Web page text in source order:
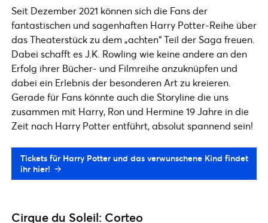
Seit Dezember 2021 können sich die Fans der
fantastischen und sagenhaften Harry Potter-Reihe über
das Theaterstück zu dem „achten“ Teil der Saga freuen.
Dabei schafft es J.K. Rowling wie keine andere an den
Erfolg ihrer Bücher- und Filmreihe anzuknüpfen und
dabei ein Erlebnis der besonderen Art zu kreieren.
Gerade für Fans könnte auch die Storyline die uns
zusammen mit Harry, Ron und Hermine 19 Jahre in die
Zeit nach Harry Potter entführt, absolut spannend sein!
Tickets für Harry Potter und das verwunschene Kind findet
ihr hier!
Cirque du Soleil: Corteo